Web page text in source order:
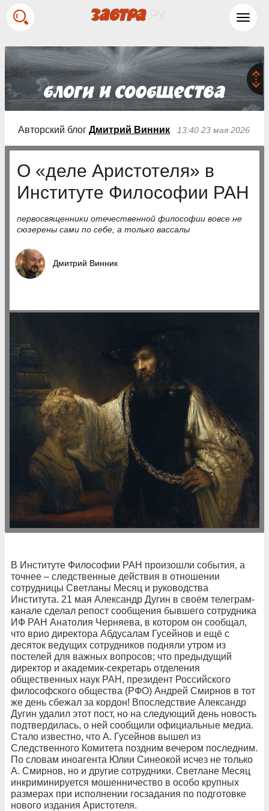
Авторский блог Дмитрий Винник 13:40 23 мая 2026
О «деле Аристотеля» в
Институте Философии РАН
первосвященники отечественной философии вовсе не
сюзерены сами по себе, а только вассалы
Дмитрий Винник
В Институте Философии РАН произошли события, а
точнее – следственные действия в отношении
сотрудницы Светланы Месяц и руководства
Института. 21 мая Александр Дугин в своём телеграм-
канале сделал репост сообщения бывшего сотрудника
ИФ РАН Анатолия Черняева, в котором он сообщал,
что врио директора Абдусалам Гусейнов и ещё с
десяток ведущих сотрудников подняли утром из
постелей для важных вопросов; что предыдущий
директор и академик-секретарь отделения
общественных наук РАН, президент Российского
философского общества (РФО) Андрей Смирнов в тот
же день сбежал за кордон! Впоследствие Александр
Дугин удалил этот пост, но на следующий день новость
подтвердилась, о ней сообщили официальные медиа.
Стало известно, что А. Гусейнов вышел из
Следственного Комитета поздним вечером последним.
По словам иноагента Юлии Синеокой исчез не только
А. Смирнов, но и другие сотрудники. Светлане Месяц
инкриминируется мошенничество в особо крупных
размерах при исполнении госзадания по подготовке
нового издания Аристотеля.